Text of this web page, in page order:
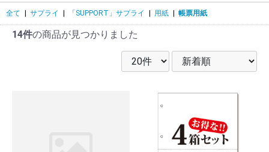
全て サプライ 「SUPPORT」サプライ 用紙 帳票用紙
14件の商品が見つかりました